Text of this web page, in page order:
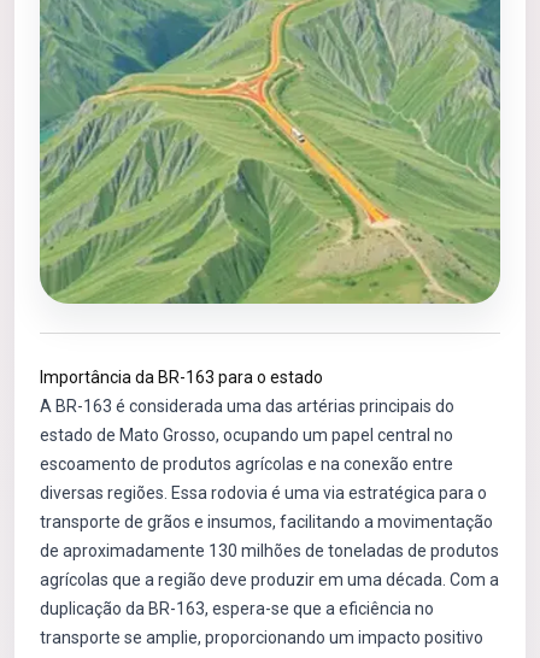
Importância da BR-163 para o estado
A BR-163 é considerada uma das artérias principais do
estado de Mato Grosso, ocupando um papel central no
escoamento de produtos agrícolas e na conexão entre
diversas regiões. Essa rodovia é uma via estratégica para o
transporte de grãos e insumos, facilitando a movimentação
de aproximadamente 130 milhões de toneladas de produtos
agrícolas que a região deve produzir em uma década. Com a
duplicação da BR-163, espera-se que a eficiência no
transporte se amplie, proporcionando um impacto positivo